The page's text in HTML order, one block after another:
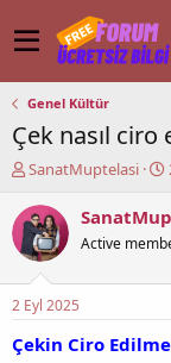
Genel Kültür
Çek nasıl
K
n
u
y
b
a
ş
SanatMuptelasi
Active
2 Eyl 2025
Çekin Ciro